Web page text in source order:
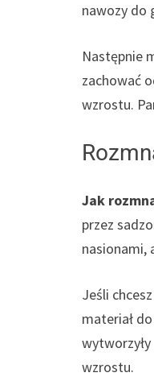
nawozy do
Następnie
zachować
wzrostu.
Jak
przez
nasionami,
Jeśli
materiał
wzrostu.